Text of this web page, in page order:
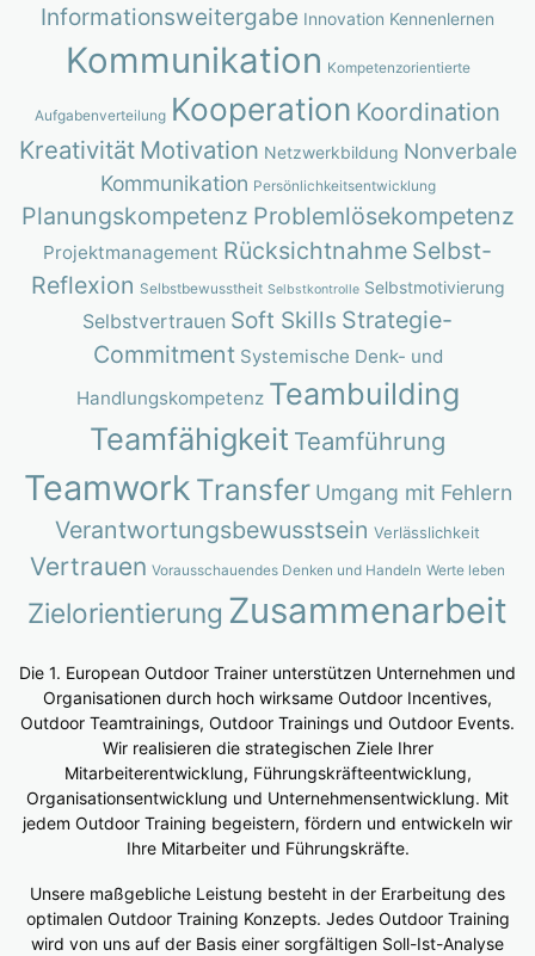
Informationsweitergabe Innovation Kennenlernen
Kommunikation Kompetenzorientierte
Aufgabenverteilung Kooperation Koordination
Kreativität Motivation Netzwerkbildung Nonverbale
Kommunikation Persönlichkeitsentwicklung
Planungskompetenz Problemlösekompetenz
Projektmanagement Rücksichtnahme Selbst-
Reflexion Selbstbewusstheit Selbstkontrolle Selbstmotivierung
Selbstvertrauen Soft Skills Strategie-
Commitment Systemische Denk- und
Handlungskompetenz Teambuilding
Teamfähigkeit Teamführung
Teamwork Transfer Umgang mit Fehlern
Verantwortungsbewusstsein Verlässlichkeit
Vertrauen Vorausschauendes Denken und Handeln Werte leben
Zielorientierung Zusammenarbeit
Die 1. European Outdoor Trainer unterstützen Unternehmen und
Organisationen durch hoch wirksame Outdoor Incentives,
Outdoor Teamtrainings, Outdoor Trainings und Outdoor Events.
Wir realisieren die strategischen Ziele Ihrer
Mitarbeiterentwicklung, Führungskräfteentwicklung,
Organisationsentwicklung und Unternehmensentwicklung. Mit
jedem Outdoor Training begeistern, fördern und entwickeln wir
Ihre Mitarbeiter und Führungskräfte.
Unsere maßgebliche Leistung besteht in der Erarbeitung des
optimalen Outdoor Training Konzepts. Jedes Outdoor Training
wird von uns auf der Basis einer sorgfältigen Soll-Ist-Analyse